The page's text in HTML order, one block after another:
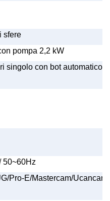
sfere
pompa 2,2 kW
singolo con bot automatico
50~60Hz
Pro-E/Mastercam/Ucancam